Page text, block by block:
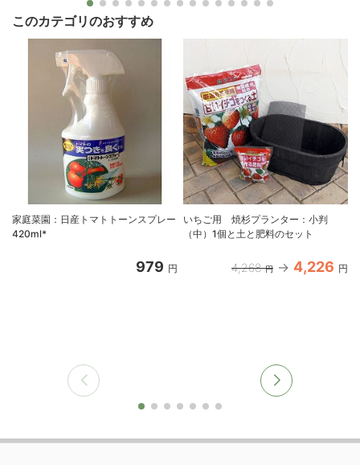
このカテゴリのおすすめ
家庭菜園：日産トマトトーンスプレー
420ml*
979 円
いちご用 焼杉プランター：小判
（中）1個と土と肥料のセット
4,268 円 4,226 円